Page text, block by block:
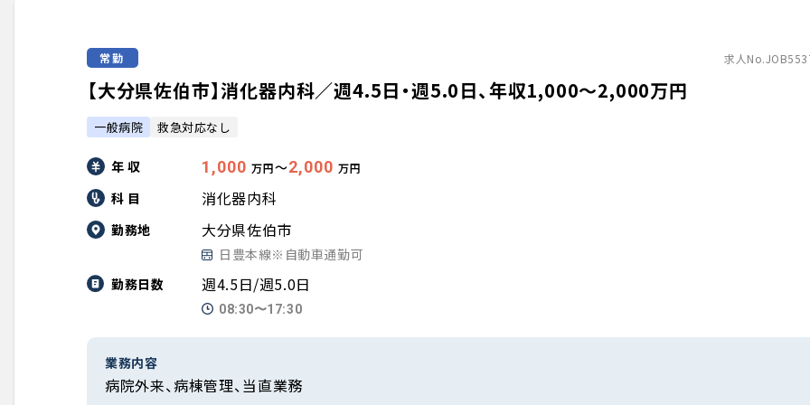
常勤 求人
【大分県佐伯市】消化器内科／週4.5日・週5.0日、年収1,000〜2,000万円
一般病院 救急対応なし
年 収 1,000 万円〜2,000 万円
科 目 消化器内科
勤務地 大分県佐伯市
日豊本線※自動車通勤可
勤務日数
週4.5日/週5.0日
08:30〜17:30
業務内容
病院外来、病棟管理、当直業務